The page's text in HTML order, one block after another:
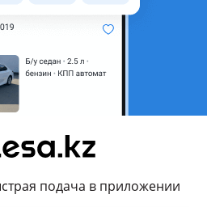
подача в приложении
продавца